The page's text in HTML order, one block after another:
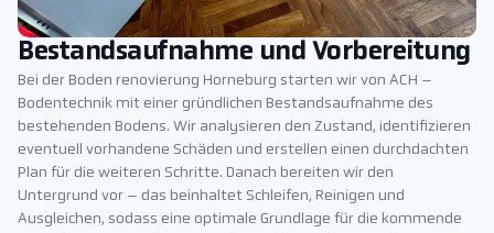
Bestandsaufnahme und Vorbereitung
Bei der Boden renovierung Horneburg starten wir von ACH –
Bodentechnik mit einer gründlichen Bestandsaufnahme des
bestehenden Bodens. Wir analysieren den Zustand, identifizieren
eventuell vorhandene Schäden und erstellen einen durchdachten
Plan für die weiteren Schritte. Danach bereiten wir den
Untergrund vor – das beinhaltet Schleifen, Reinigen und
Ausgleichen, sodass eine optimale Grundlage für die kommende